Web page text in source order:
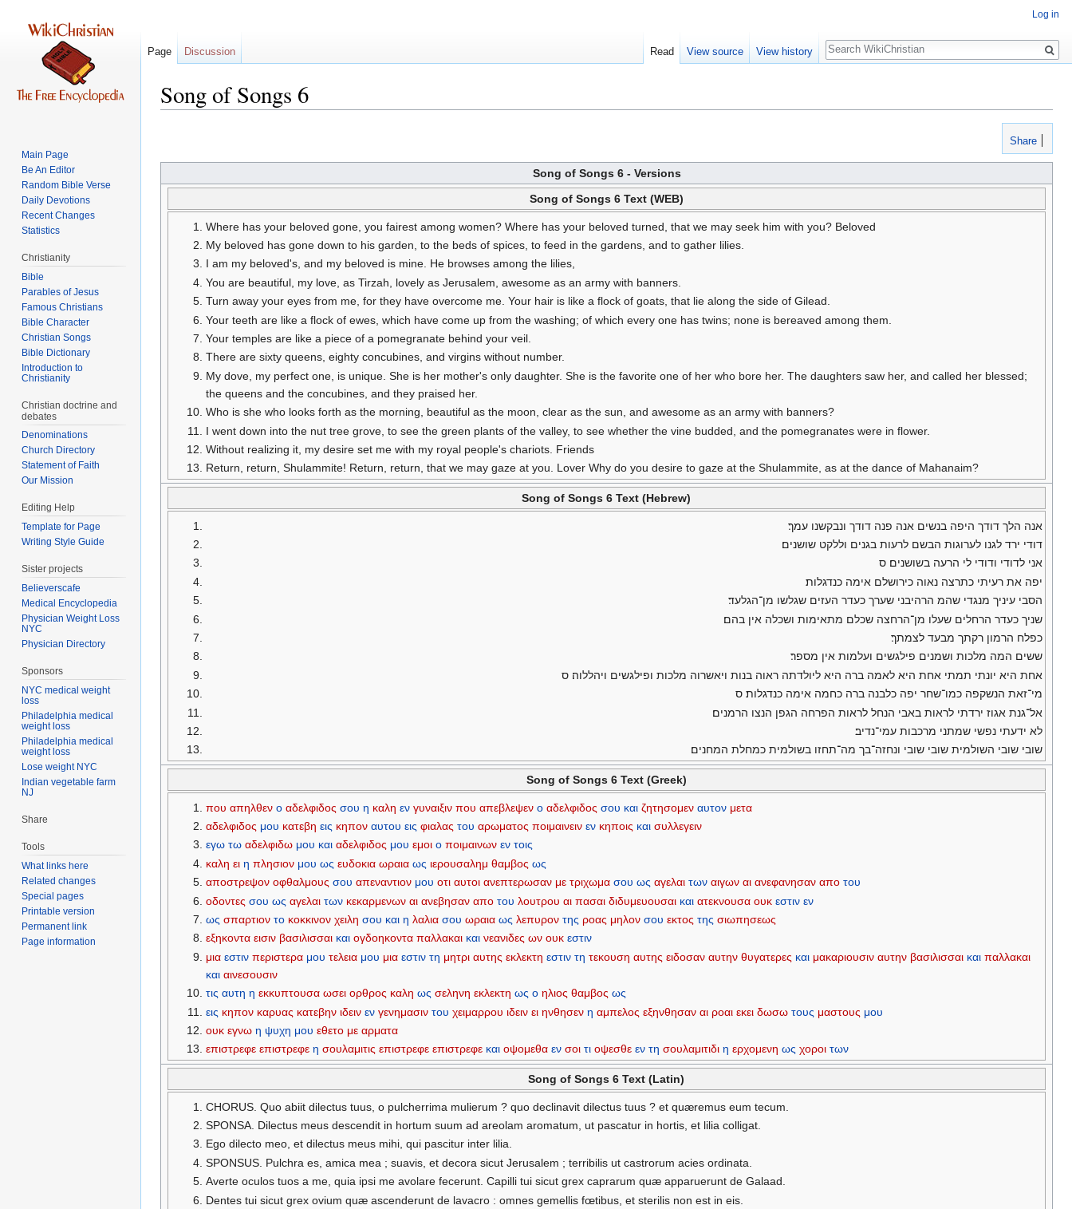
Song of Songs 6
navigation
search
Share
Song of Songs 6 - Versions
Song of Songs 6 Text (WEB)
Where has your beloved gone, you fairest among women? Where has your beloved turned, that we may seek him with you? Beloved
My beloved has gone down to his garden, to the beds of spices, to feed in the gardens, and to gather lilies.
I am my beloved's, and my beloved is mine. He browses among the lilies,
You are beautiful, my love, as Tirzah, lovely as Jerusalem, awesome as an army with banners.
Turn away your eyes from me, for they have overcome me. Your hair is like a flock of goats, that lie along the side of Gilead.
Your teeth are like a flock of ewes, which have come up from the washing; of which every one has twins; none is bereaved among them.
Your temples are like a piece of a pomegranate behind your veil.
There are sixty queens, eighty concubines, and virgins without number.
My dove, my perfect one, is unique. She is her mother's only daughter. She is the favorite one of her who bore her. The daughters saw her, and called her blessed;
the queens and the concubines, and they praised her.
Who is she who looks forth as the morning, beautiful as the moon, clear as the sun, and awesome as an army with banners?
I went down into the nut tree grove, to see the green plants of the valley, to see whether the vine budded, and the pomegranates were in flower.
Without realizing it, my desire set me with my royal people's chariots. Friends
Return, return, Shulammite! Return, return, that we may gaze at you. Lover Why do you desire to gaze at the Shulammite, as at the dance of Mahanaim?
Song of Songs 6 Text (Hebrew)
אנה הלך דודך היפה בנשים אנה פנה דודך ונבקשנו עמך׃
דודי ירד לגנו לערוגות הבשם לרעות בגנים וללקט שושנים׃
אני לדודי ודודי לי הרעה בשושנים׃ ס
יפה את רעיתי כתרצה נאוה כירושלם אימה כנדגלות׃
הסבי עיניך מנגדי שהמ הרהיבני שערך כעדר העזים שגלשו מן־הגלעד׃
שניך כעדר הרחלים שעלו מן־הרחצה שכלם מתאימות ושכלה אין בהם׃
כפלח הרמון רקתך מבעד לצמתך׃
ששים המה מלכות ושמנים פילגשים ועלמות אין מספר׃
אחת היא יונתי תמתי אחת היא לאמה ברה היא ליולדתה ראוה בנות ויאשרוה מלכות ופילגשים ויהללוה׃ ס
מי־זאת הנשקפה כמו־שחר יפה כלבנה ברה כחמה אימה כנדגלות׃ ס
אל־גנת אגוז ירדתי לראות באבי הנחל לראות הפרחה הגפן הנצו הרמנים׃
לא ידעתי נפשי שמתני מרכבות עמי־נדיב׃
שובי שובי השולמית שובי שובי ונחזה־בך מה־תחזו בשולמית כמחלת המחנים׃
Song of Songs 6 Text (Greek)
που απηλθεν ο αδελφιδος σου η καλη εν γυναιξιν που απεβλεψεν ο αδελφιδος σου και ζητησομεν αυτον μετα
αδελφιδος μου κατεβη εις κηπον αυτου εις φιαλας του αρωματος ποιμαινειν εν κηποις και συλλεγειν
εγω τω αδελφιδω μου και αδελφιδος μου εμοι ο ποιμαινων εν τοις
καλη ει η πλησιον μου ως ευδοκια ωραια ως ιερουσαλημ θαμβος ως
αποστρεψον οφθαλμους σου απεναντιον μου οτι αυτοι ανεπτερωσαν με τριχωμα σου ως αγελαι των αιγων αι ανεφανησαν απο του
οδοντες σου ως αγελαι των κεκαρμενων αι ανεβησαν απο του λουτρου αι πασαι διδυμευουσαι και ατεκνουσα ουκ εστιν εν
ως σπαρτιον το κοκκινον χειλη σου και η λαλια σου ωραια ως λεπυρον της ροας μηλον σου εκτος της σιωπησεως
εξηκοντα εισιν βασιλισσαι και ογδοηκοντα παλλακαι και νεανιδες ων ουκ εστιν
μια εστιν περιστερα μου τελεια μου μια εστιν τη μητρι αυτης εκλεκτη εστιν τη τεκουση αυτης ειδοσαν αυτην θυγατερες και μακαριουσιν αυτην βασιλισσαι και παλλακαι
και αινεσουσιν
τις αυτη η εκκυπτουσα ωσει ορθρος καλη ως σεληνη εκλεκτη ως ο ηλιος θαμβος ως
εις κηπον καρυας κατεβην ιδειν εν γενημασιν του χειμαρρου ιδειν ει ηνθησεν η αμπελος εξηνθησαν αι ροαι εκει δωσω τους μαστους μου
ουκ εγνω η ψυχη μου εθετο με αρματα
επιστρεφε επιστρεφε η σουλαμιτις επιστρεφε επιστρεφε και οψομεθα εν σοι τι οψεσθε εν τη σουλαμιτιδι η ερχομενη ως χοροι των
Song of Songs 6 Text (Latin)
CHORUS. Quo abiit dilectus tuus, o pulcherrima mulierum ? quo declinavit dilectus tuus ? et quæremus eum tecum.
SPONSA. Dilectus meus descendit in hortum suum ad areolam aromatum, ut pascatur in hortis, et lilia colligat.
Ego dilecto meo, et dilectus meus mihi, qui pascitur inter lilia.
SPONSUS. Pulchra es, amica mea ; suavis, et decora sicut Jerusalem ; terribilis ut castrorum acies ordinata.
Averte oculos tuos a me, quia ipsi me avolare fecerunt. Capilli tui sicut grex caprarum quæ apparuerunt de Galaad.
Dentes tui sicut grex ovium quæ ascenderunt de lavacro : omnes gemellis fœtibus, et sterilis non est in eis.
Log in
Page Discussion Read View source View history
Search
Main Page
Be An Editor
Random Bible Verse
Daily Devotions
Recent Changes
Statistics
Christianity
Bible
Parables of Jesus
Bible Character
Christian Songs
Bible Dictionary
Introduction to
Christianity
Christian doctrine and
debates
Denominations
Church Directory
Statement of Faith
Our Mission
Editing Help
Template for Page
Writing Style Guide
Sister projects
Believerscafe
Medical Encyclopedia
Physician Weight Loss
NYC
Physician Directory
Sponsors
NYC medical weight
loss
Philadelphia medical
weight loss
Philadelphia medical
weight loss
Lose weight NYC
Indian vegetable farm
NJ
Share
Tools
What links here
Related changes
Special pages
Printable version
Permanent link
Page information